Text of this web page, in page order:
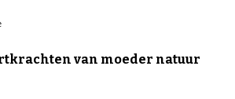
van moeder natuur